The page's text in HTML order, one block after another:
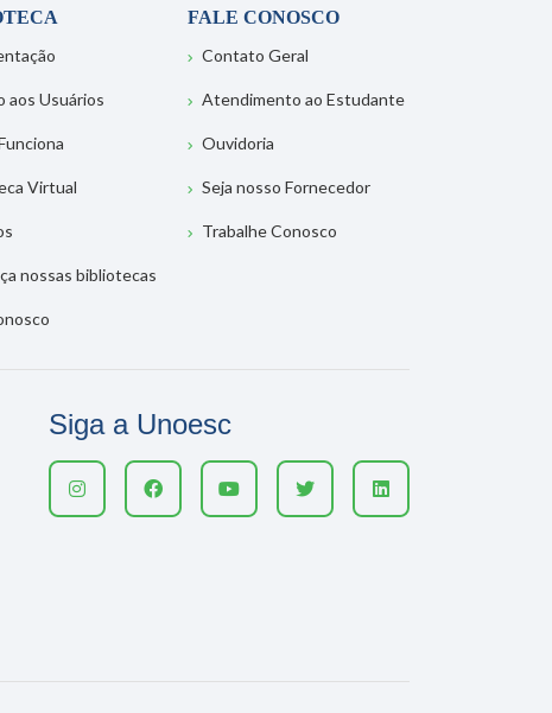
aos Usuários
Virtual
nossas bibliotecas
FALE CONOSCO
Contato Geral
Atendimento ao Estudante
Ouvidoria
Seja nosso Fornecedor
Trabalhe Conosco
Siga a Unoesc